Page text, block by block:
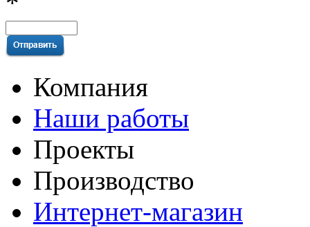
Компания
Наши работы
Проекты
Производство
Интернет-магазин